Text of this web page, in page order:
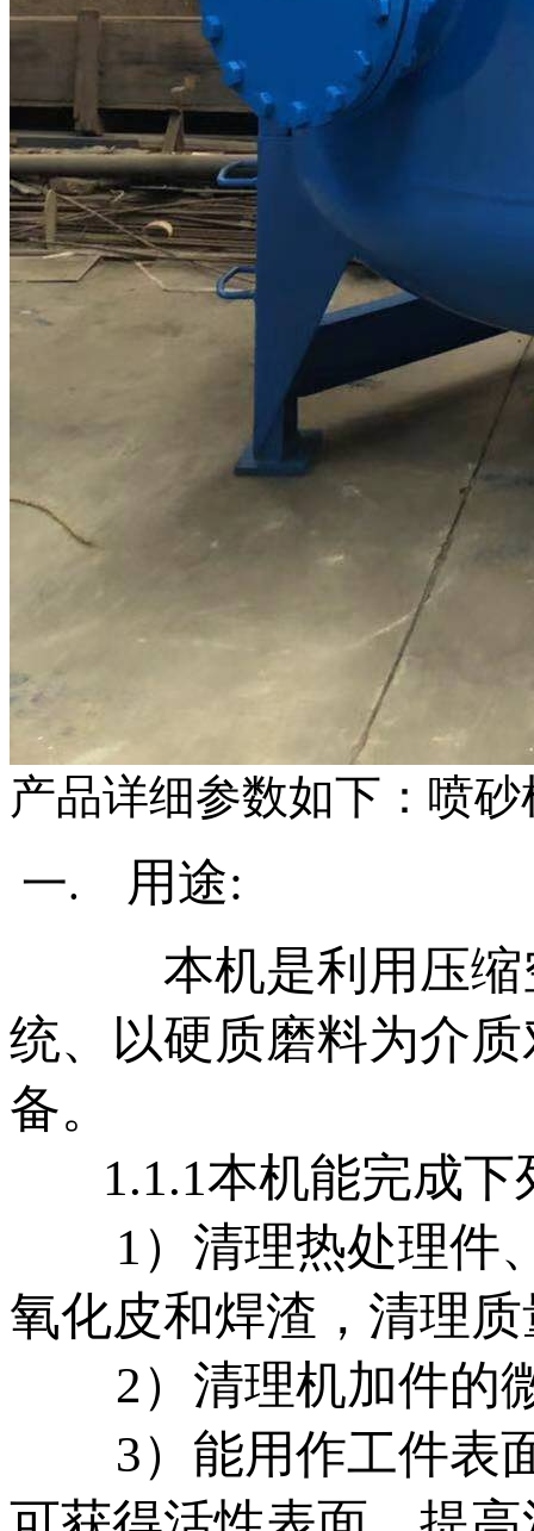
产品详细参数如下： 喷砂
一. 用途:
本机是利用压缩空
统、以硬质磨料为介
备。
1.1.1本机能完成下
1）清理热处理件
氧化皮和焊渣，清理
2）清理机加件的
3）能用作工件表